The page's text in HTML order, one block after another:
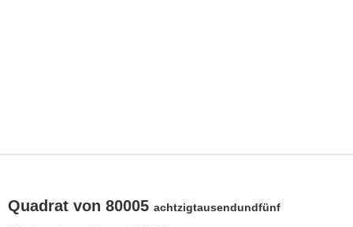
Quadrat von 80005 achtzigtausendundfünf